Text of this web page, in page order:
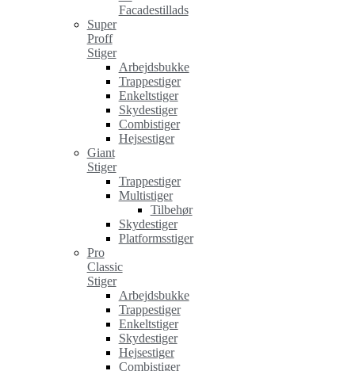
Facadestillads
Super
Proff
Stiger
Arbejdsbukke
Trappestiger
Enkeltstiger
Skydestiger
Combistiger
Hejsestiger
Giant
Stiger
Trappestiger
Multistiger
Tilbehør
Skydestiger
Platformsstiger
Pro
Classic
Stiger
Arbejdsbukke
Trappestiger
Enkeltstiger
Skydestiger
Hejsestiger
Combistiger